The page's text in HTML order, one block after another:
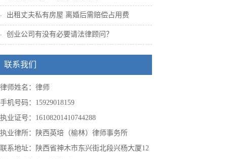
出租丈夫私有房屋 离婚后需赔偿占用费
创业公司有没有必要请法律顾问？
联系我们
律师姓名：律师
手机号码：15929018159
执业证号：16108201410744288
执业律所：陕西英培（榆林）律师事务所
联系地址：陕西省神木市东兴街北段兴杨大厦12